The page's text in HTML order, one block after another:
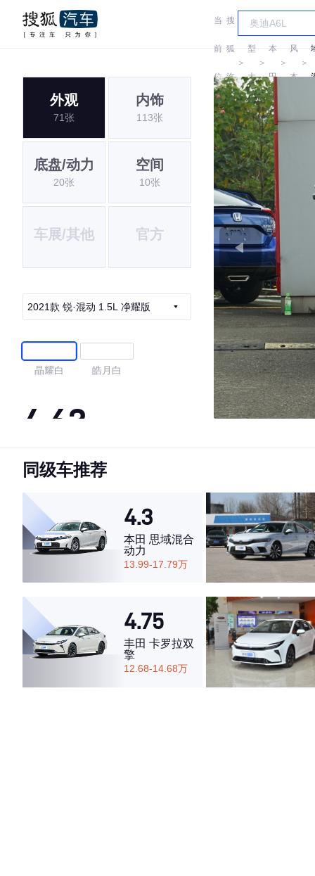
当
前
位
置:
搜
狐
汽
车
＞
车
型
大
全
＞
本
田
＞
风
本
＞
外观
71张
内饰
113张
底盘/动力
20张
空间
10张
车展/其他 官方
2021款 锐·混动 1.5L 净耀版
晶耀白 皓月白
4.63
·外观表现较为优秀，优于54%同级车
·空间表现较为优秀，优于75%同级车
同级车推荐
4.3
本田 思域混合
动力
13.99-17.79万
4.75
丰田 卡罗拉双
擎
12.68-14.68万